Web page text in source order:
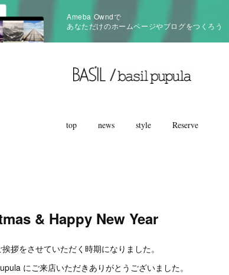
Ameba Owndで
あなただけのホームページやブログをつくろう
top news style Reserve
& Happy New Year
拶をさせていただく時期になりました。
にご来店いただきありがとうございました。